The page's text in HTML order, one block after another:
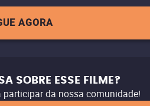
AGORA
SOBRE ESSE FILME?
da nossa comunidade!